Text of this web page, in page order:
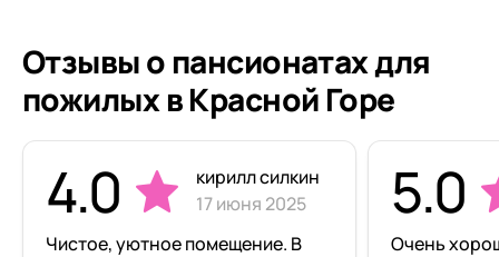
Отзывы о пансионатах для
пожилых в Красной Горе
4.0
кирилл силкин
17 июня 2025
Чистое, уютное помещение. В
5.0
Очень